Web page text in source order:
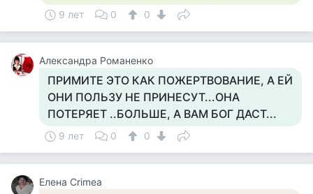
9 лет 0 0
Александра Романенко
ПРИМИТЕ ЭТО КАК ПОЖЕРТВОВАНИЕ, А ЕЙ
ОНИ ПОЛЬЗУ НЕ ПРИНЕСУТ...ОНА
ПОТЕРЯЕТ ..БОЛЬШЕ, А ВАМ БОГ ДАСТ...
9 лет 0 0
Елена Crimea